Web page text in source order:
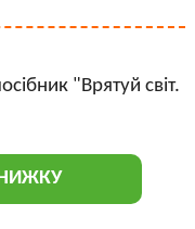
"Врятуй світ.